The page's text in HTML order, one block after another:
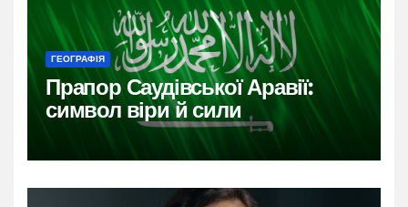
ГЕОГРАФІЯ
Прапор Саудівської Аравії:
символ віри й сили